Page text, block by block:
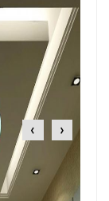
‹ ›